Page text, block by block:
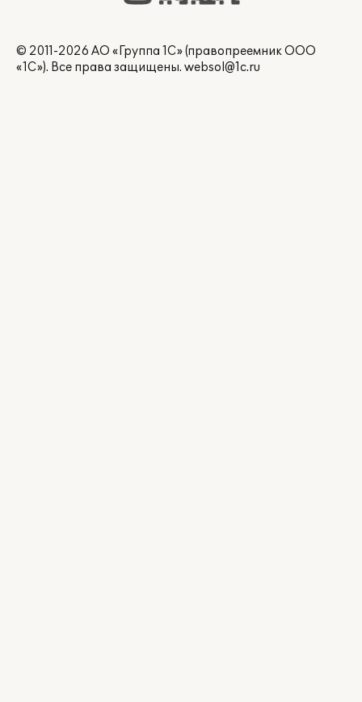
© 2011-2026 АО «Группа 1С» (правопреемник ООО
«1С»). Все права защищены. websol@1c.ru